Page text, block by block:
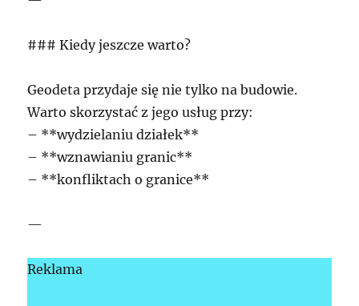
### Kiedy jeszcze warto?
Geodeta przydaje się nie tylko na budowie.
Warto skorzystać z jego usług przy:
– **wydzielaniu działek**
– **wznawianiu granic**
– **konfliktach o granice**
—
Reklama